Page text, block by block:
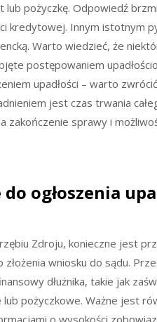
lub pożyczkę. Odpowiedź
kredytowej. Innym istotnym
Warto wiedzieć, że
postępowaniem
upadłości – warto
jest czas trwania
zakończenie sprawy i
ogłoszenia
Zdroju, konieczne jest
wniosku do sądu.
dłużnika, takie jak
pożyczkowe. Ważne jest
o wysokości